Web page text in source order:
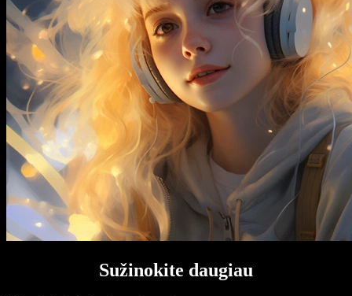
Sužinokite daugiau